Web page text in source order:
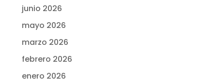
junio 2026
mayo 2026
marzo 2026
febrero 2026
enero 2026